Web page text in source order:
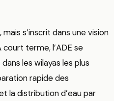
s’inscrit dans une vision
terme, l’ADE se
les wilayas les plus
rapide des
la distribution d’eau par